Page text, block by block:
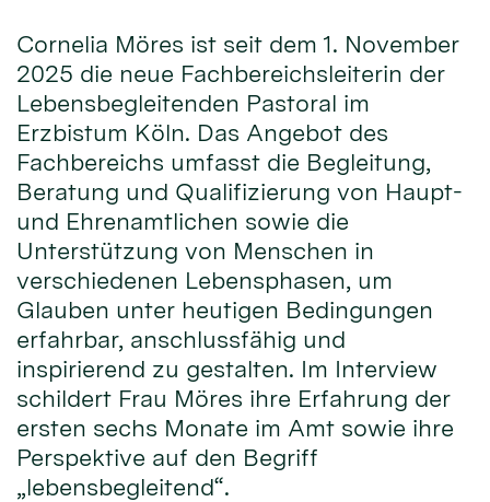
Cornelia Möres ist seit dem 1. November
2025 die neue Fachbereichsleiterin der
Lebensbegleitenden Pastoral im
Erzbistum Köln. Das Angebot des
Fachbereichs umfasst die Begleitung,
Beratung und Qualifizierung von Haupt-
und Ehrenamtlichen sowie die
Unterstützung von Menschen in
verschiedenen Lebensphasen, um
Glauben unter heutigen Bedingungen
erfahrbar, anschlussfähig und
inspirierend zu gestalten. Im Interview
schildert Frau Möres ihre Erfahrung der
ersten sechs Monate im Amt sowie ihre
Perspektive auf den Begriff
„lebensbegleitend“.